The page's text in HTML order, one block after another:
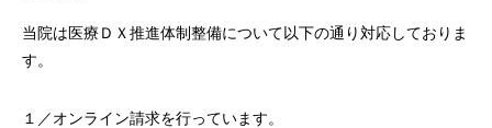
当院は医療ＤＸ推進体制整備について以下の通り対応しておりま
す。
１／オンライン請求を行っています。